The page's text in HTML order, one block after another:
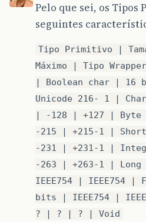
Pelo que sei, os Tipos
seguintes
Tipo Primitivo |
Máximo | Tipo
| Boolean char | 16
Unicode 216- 1 |
| -128 | +127 |
-215 | +215-1 |
-231 | +231-1 |
-263 | +263-1 |
IEEE754 | IEEE754
bits | IEEE754 |
? | ? | ? | Void